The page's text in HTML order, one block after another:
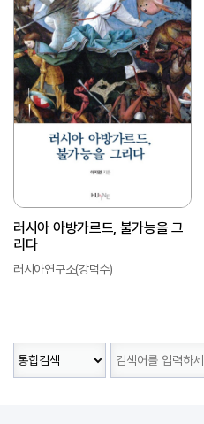
러시아 아방가르드, 불가능을 그
리다
러시아연구소(강덕수)